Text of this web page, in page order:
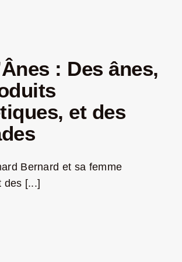
: Des ânes,
et des
Bernard et sa femme
des [...]